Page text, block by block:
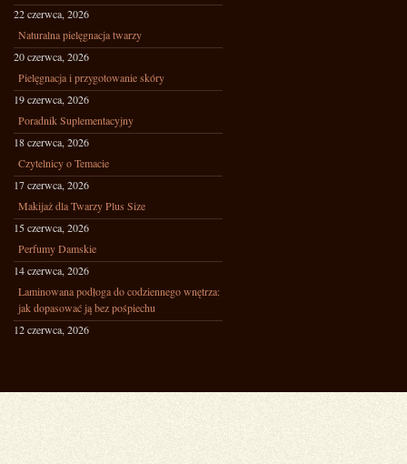
22 czerwca, 2026
Naturalna pielęgnacja twarzy
20 czerwca, 2026
Pielęgnacja i przygotowanie skóry
19 czerwca, 2026
Poradnik Suplementacyjny
18 czerwca, 2026
Czytelnicy o Temacie
17 czerwca, 2026
Makijaż dla Twarzy Plus Size
15 czerwca, 2026
Perfumy Damskie
14 czerwca, 2026
Laminowana podłoga do codziennego wnętrza:
jak dopasować ją bez pośpiechu
12 czerwca, 2026